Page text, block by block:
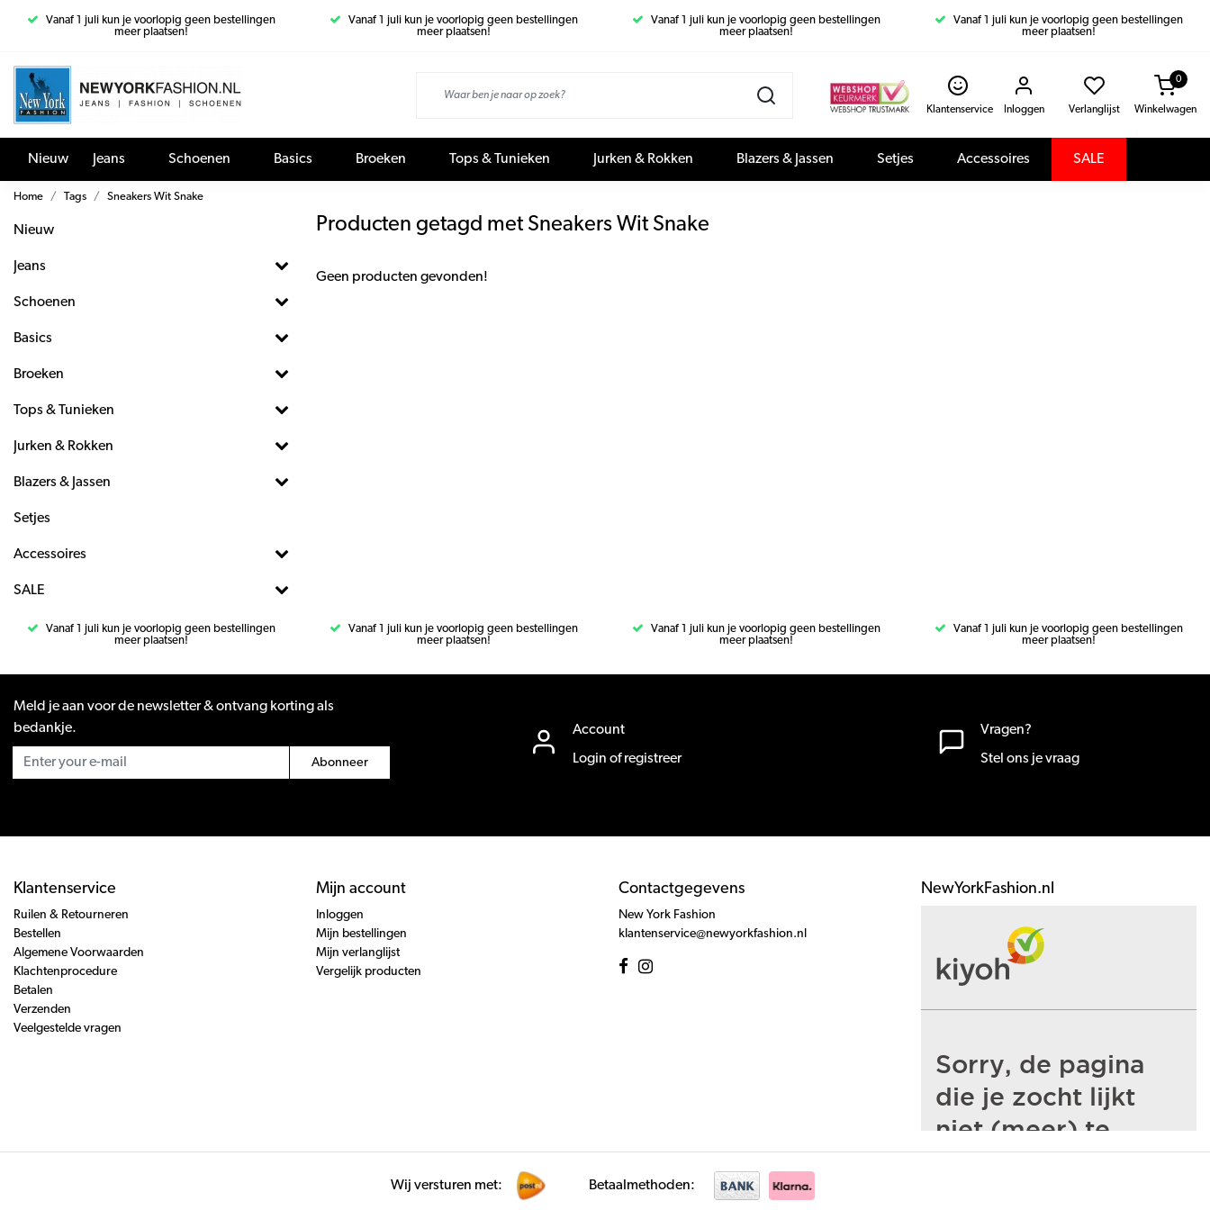
Vanaf 1 juli kun je voorlopig geen bestellingen
meer plaatsen!
Vanaf 1 juli kun je voorlopig geen bestellingen
meer plaatsen!
Vanaf 1 juli kun je voorlopig geen bestellingen
meer plaatsen!
Vanaf 1 juli kun je voorlopig geen bestellingen
meer plaatsen!
Klantenservice Inloggen Verlanglijst Winkelwagen
0
Nieuw Jeans Schoenen Basics Broeken Tops & Tunieken Jurken & Rokken Blazers & Jassen Setjes Accessoires SALE
Home Tags Sneakers Wit Snake
Nieuw
Jeans
Schoenen
Basics
Broeken
Tops & Tunieken
Jurken & Rokken
Blazers & Jassen
Setjes
Accessoires
SALE
Producten getagd met Sneakers Wit Snake
Geen producten gevonden!
Vanaf 1 juli kun je voorlopig geen bestellingen
meer plaatsen!
Vanaf 1 juli kun je voorlopig geen bestellingen
meer plaatsen!
Vanaf 1 juli kun je voorlopig geen bestellingen
meer plaatsen!
Vanaf 1 juli kun je voorlopig geen bestellingen
meer plaatsen!
Meld je aan voor de newsletter & ontvang korting als
bedankje.
Abonneer
Account
Login of registreer
Vragen?
Stel ons je vraag
Klantenservice
Ruilen & Retourneren
Bestellen
Algemene Voorwaarden
Klachtenprocedure
Betalen
Verzenden
Veelgestelde vragen
Mijn account
Inloggen
Mijn bestellingen
Mijn verlanglijst
Vergelijk producten
Contactgegevens
New York Fashion
klantenservice@newyorkfashion.nl
NewYorkFashion.nl
Wij versturen met: Betaalmethoden: